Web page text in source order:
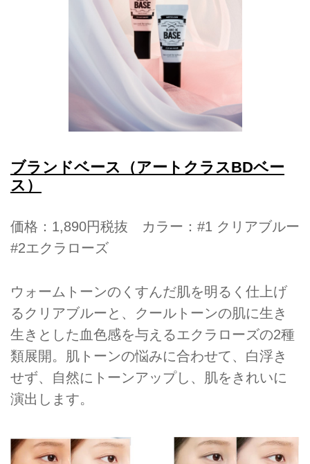
ブランドベース（アートクラスBDベー
ス）
価格：1,890円税抜 カラー：#1 クリアブルー
#2エクラローズ
ウォームトーンのくすんだ肌を明るく仕上げ
るクリアブルーと、クールトーンの肌に生き
生きとした血色感を与えるエクラローズの2種
類展開。肌トーンの悩みに合わせて、白浮き
せず、自然にトーンアップし、肌をきれいに
演出します。